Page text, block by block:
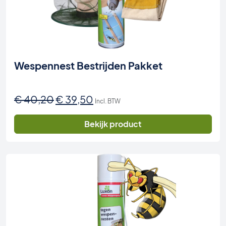
Wespennest Bestrijden Pakket
€40,20Oorspronkelijke
€ 40,20.
€ 39,50 Huidige
is:
€ 39,50.
Incl. BTW
Bekijk product